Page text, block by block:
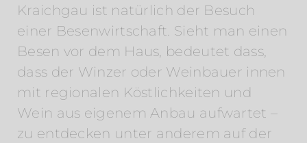
Kraichgau ist natürlich der Besuch
einer Besenwirtschaft. Sieht man einen
Besen vor dem Haus, bedeutet dass,
dass der Winzer oder Weinbauer innen
mit regionalen Köstlichkeiten und
Wein aus eigenem Anbau aufwartet –
zu entdecken unter anderem auf der